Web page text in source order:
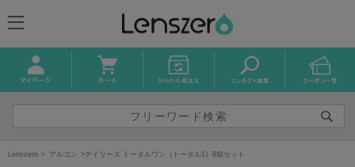
Lenszero アルコン デイリーズ トータルワン（トータル1）8箱セット